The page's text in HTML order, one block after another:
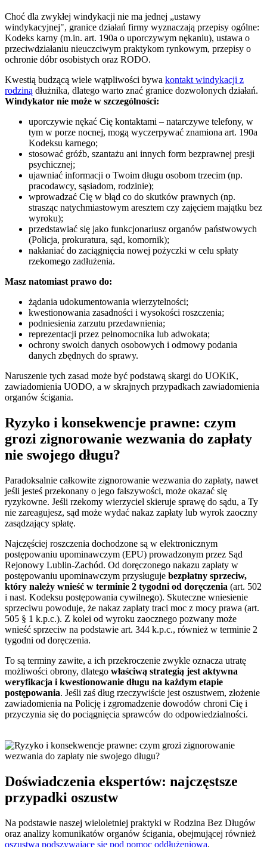
Choć dla zwykłej windykacji nie ma jednej „ustawy
windykacyjnej", granice działań firmy wyznaczają przepisy ogólne:
Kodeks karny (m.in. art. 190a o uporczywym nękaniu), ustawa o
przeciwdziałaniu nieuczciwym praktykom rynkowym, przepisy o
ochronie dóbr osobistych oraz RODO.
Kwestią budzącą wiele wątpliwości bywa kontakt windykacji z
rodziną dłużnika, dlatego warto znać granice dozwolonych działań.
Windykator nie może w szczególności:
uporczywie nękać Cię kontaktami – natarczywe telefony, w
tym w porze nocnej, mogą wyczerpywać znamiona art. 190a
Kodeksu karnego;
stosować gróźb, szantażu ani innych form bezprawnej presji
psychicznej;
ujawniać informacji o Twoim długu osobom trzecim (np.
pracodawcy, sąsiadom, rodzinie);
wprowadzać Cię w błąd co do skutków prawnych (np.
strasząc natychmiastowym aresztem czy zajęciem majątku bez
wyroku);
przedstawiać się jako funkcjonariusz organów państwowych
(Policja, prokuratura, sąd, komornik);
nakłaniać do zaciągnięcia nowej pożyczki w celu spłaty
rzekomego zadłużenia.
Masz natomiast prawo do:
żądania udokumentowania wierzytelności;
kwestionowania zasadności i wysokości roszczenia;
podniesienia zarzutu przedawnienia;
reprezentacji przez pełnomocnika lub adwokata;
ochrony swoich danych osobowych i odmowy podania
danych zbędnych do sprawy.
Naruszenie tych zasad może być podstawą skargi do UOKiK,
zawiadomienia UODO, a w skrajnych przypadkach zawiadomienia
organów ścigania.
Ryzyko i konsekwencje prawne: czym
grozi zignorowanie wezwania do zapłaty
nie swojego długu?
Paradoksalnie całkowite zignorowanie wezwania do zapłaty, nawet
jeśli jesteś przekonany o jego fałszywości, może okazać się
ryzykowne. Jeśli rzekomy wierzyciel skieruje sprawę do sądu, a Ty
nie zareagujesz, sąd może wydać nakaz zapłaty lub wyrok zaoczny
zasądzający spłatę.
Najczęściej roszczenia dochodzone są w elektronicznym
postępowaniu upominawczym (EPU) prowadzonym przez Sąd
Rejonowy Lublin-Zachód. Od doręczonego nakazu zapłaty w
postępowaniu upominawczym przysługuje bezpłatny sprzeciw,
który należy wnieść w terminie 2 tygodni od doręczenia (art. 502
i nast. Kodeksu postępowania cywilnego). Skuteczne wniesienie
sprzeciwu powoduje, że nakaz zapłaty traci moc z mocy prawa (art.
505 § 1 k.p.c.). Z kolei od wyroku zaocznego pozwany może
wnieść sprzeciw na podstawie art. 344 k.p.c., również w terminie 2
tygodni od doręczenia.
To są terminy zawite, a ich przekroczenie zwykle oznacza utratę
możliwości obrony, dlatego właściwą strategią jest aktywna
weryfikacja i kwestionowanie długu na każdym etapie
postępowania. Jeśli zaś dług rzeczywiście jest oszustwem, złożenie
zawiadomienia na Policję i zgromadzenie dowodów chroni Cię i
przyczynia się do pociągnięcia sprawców do odpowiedzialności.
Doświadczenia ekspertów: najczęstsze
przypadki oszustw
Na podstawie naszej wieloletniej praktyki w Rodzina Bez Długów
oraz analizy komunikatów organów ścigania, obejmującej również
oszustwa podszywające się pod pomoc oddłużeniową,